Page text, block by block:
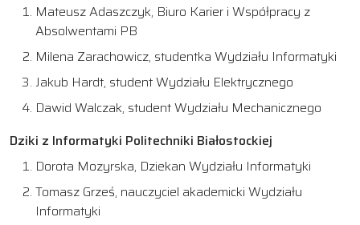
Mateusz Adaszczyk, Biuro Karier i Współpracy z
Absolwentami PB
Milena Zarachowicz, studentka Wydziału Informatyki
Jakub Hardt, student Wydziału Elektrycznego
Dawid Walczak, student Wydziału Mechanicznego
Dziki z Informatyki Politechniki Białostockiej
Dorota Mozyrska, Dziekan Wydziału Informatyki
Tomasz Grześ, nauczyciel akademicki Wydziału
Informatyki